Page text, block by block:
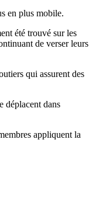
en plus mobile.
été trouvé sur les
de verser leurs
qui assurent des
déplacent dans
appliquent la